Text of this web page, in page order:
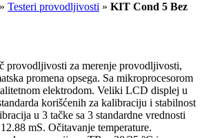
» Testeri provodljivosti » KIT Cond 5 Bez
provodljivosti za merenje provodljivosti,
promena opsega. Sa mikroprocesorom
elektrodom. Veliki LCD displej u
korišćenih za kalibraciju i stabilnost
u 3 tačke sa 3 standardne vrednosti
mS. Očitavanje temperature.